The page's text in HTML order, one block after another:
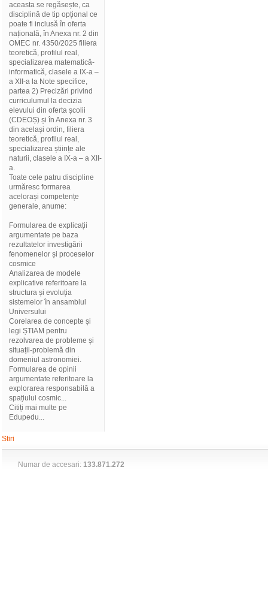
aceasta se regăsește, ca
disciplină de tip opțional ce
poate fi inclusă în oferta
națională, în Anexa nr. 2 din
OMEC nr. 4350/2025 filiera
teoretică, profilul real,
specializarea matematică-
informatică, clasele a IX-a –
a XII-a la Note specifice,
partea 2) Precizări privind
curriculumul la decizia
elevului din oferta școlii
(CDEOȘ) și în Anexa nr. 3
din același ordin, filiera
teoretică, profilul real,
specializarea științe ale
naturii, clasele a IX-a – a XII-
a.
Toate cele patru discipline
urmăresc formarea
acelorași competențe
generale, anume:
Formularea de explicații
argumentate pe baza
rezultatelor investigării
fenomenelor și proceselor
cosmice
Analizarea de modele
explicative referitoare la
structura și evoluția
sistemelor în ansamblul
Universului
Corelarea de concepte și
legi ȘTIAM pentru
rezolvarea de probleme și
situații-problemă din
domeniul astronomiei.
Formularea de opinii
argumentate referitoare la
explorarea responsabilă a
spațiului cosmic...
Citiți mai multe pe
Edupedu...
Stiri
Numar de accesari: 133.871.272